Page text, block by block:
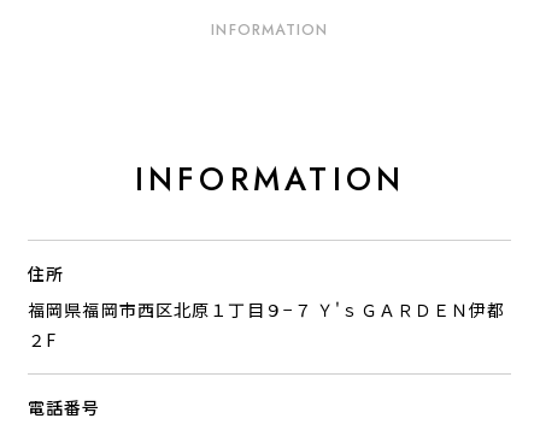
INFORMATION
INFORMATION
住所
福岡県福岡市西区北原１丁目９−７ Ｙ'ｓＧＡＲＤＥＮ伊都
２F
電話番号